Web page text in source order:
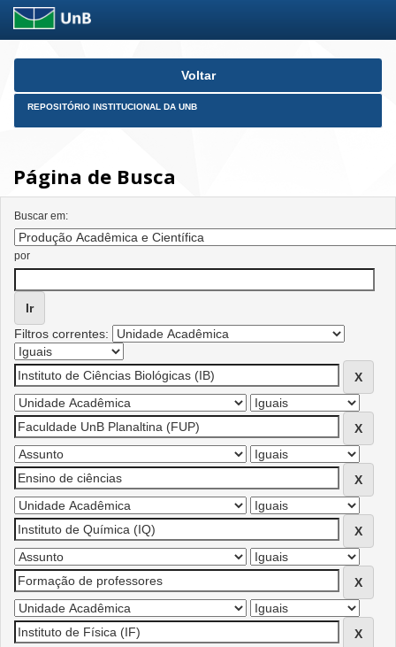
Skip
Voltar
REPOSITÓRIO INSTITUCIONAL DA UNB
Página de Busca
Buscar em:
por
Filtros correntes: